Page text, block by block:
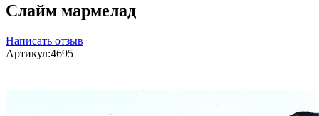
Слайм мармелад
Написать отзыв
Артикул:4695